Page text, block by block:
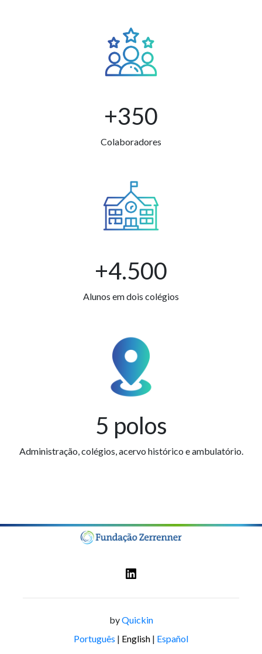
+350
Colaboradores
+4.500
Alunos em dois colégios
5 polos
Administração, colégios, acervo histórico e ambulatório.
byQuickin
Português | English | Español